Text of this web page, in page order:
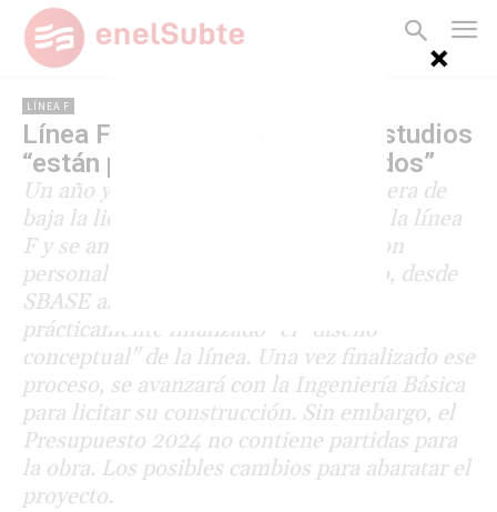
LÍNEA F
Línea F: ahora dicen que los estudios
“están prácticamente finalizados”
Un año y medio después de que se diera de
baja la licitación para los estudios de la línea
F y se anunciara que se realizarían con
personal propio del gobierno porteño, desde
SBASE aseguran que "se encuentra
prácticamente finalizado" el "diseño
conceptual" de la línea. Una vez finalizado ese
proceso, se avanzará con la Ingeniería Básica
para licitar su construcción. Sin embargo, el
Presupuesto 2024 no contiene partidas para
la obra. Los posibles cambios para abaratar el
proyecto.